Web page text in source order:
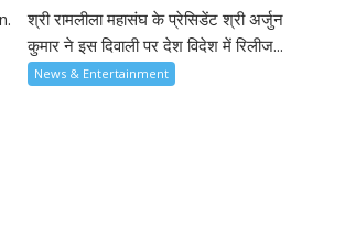
श्री रामलीला महासंघ के प्रेसिडेंट श्री अर्जुन
कुमार ने इस दिवाली पर देश विदेश में रिलीज...
News & Entertainment